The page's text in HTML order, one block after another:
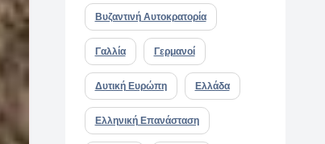
Βυζαντινή Αυτοκρατορία
Γαλλία Γερμανοί
Δυτική Ευρώπη Ελλάδα
Ελληνική Επανάσταση